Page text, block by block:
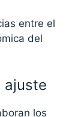
entre el
del
ajuste
los